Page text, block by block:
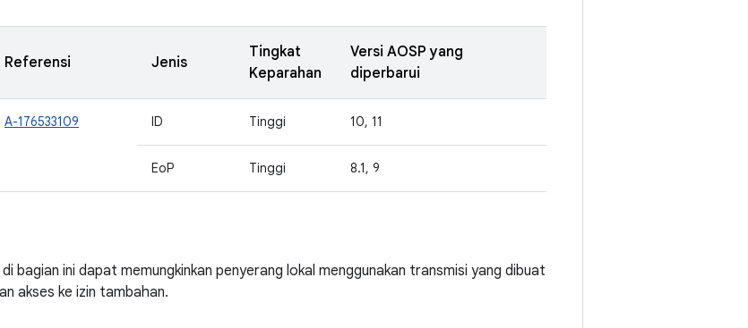
Referensi Jenis
Tingkat
Keparahan
Versi AOSP yang
diperbarui
A-176533109 ID Tinggi 10, 11
EoP Tinggi 8.1, 9
bagian ini dapat memungkinkan penyerang lokal menggunakan transmisi yang dibuat
akses ke izin tambahan.